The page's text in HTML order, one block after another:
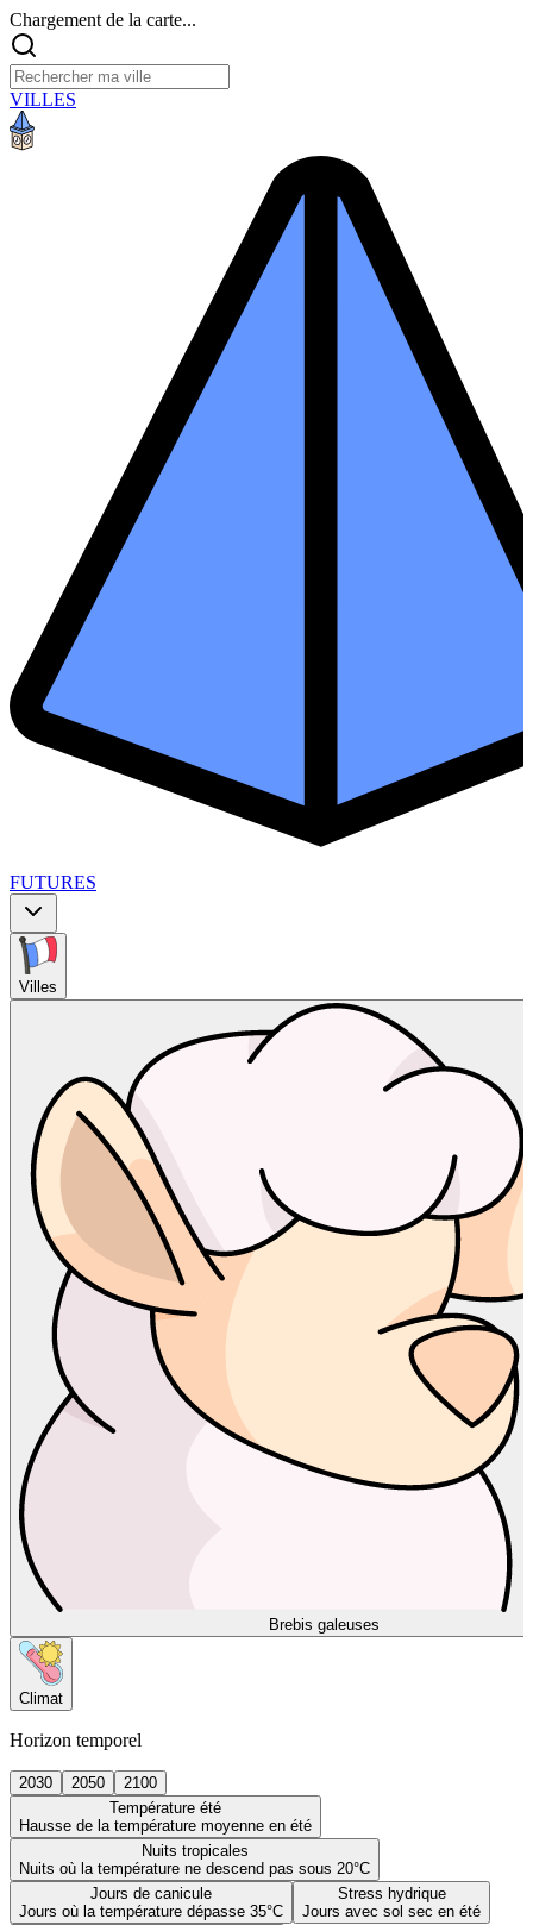
Chargement de la carte...
VILLES
FUTURES
Villes
Brebis galeuses
Climat
Horizon temporel
2030 2050
2100
Température été
Hausse de la température moyenne en été
Nuits tropicales
Nuits où la température ne descend pas sous 20°C
Jours de canicule
Jours où la température dépasse 35°C
Stress hydrique
Jours avec sol sec en été